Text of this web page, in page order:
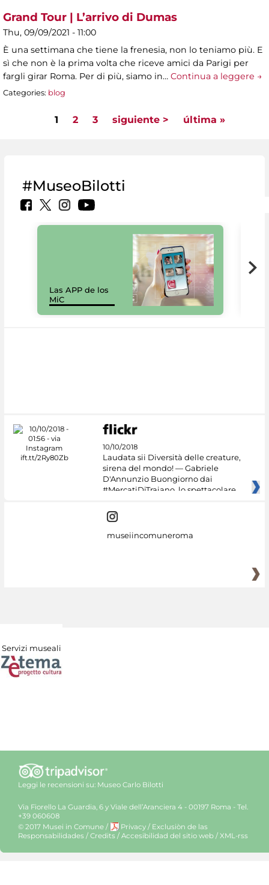
Grand Tour | L’arrivo di Dumas
Thu, 09/09/2021 - 11:00
È una settimana che tiene la frenesia, non lo teniamo più. E
sì che non è la prima volta che riceve amici da Parigi per
fargli girar Roma. Per di più, siamo in… Continua a leggere →
Categories: blog
1 2 3 siguiente > última »
#MuseoBilotti
Las APP de los
MiC
10/10/2018
Laudata sii Diversità delle creature,
sirena del mondo! — Gabriele
D'Annunzio Buongiorno dai
#MercatiDiTraiano, lo spettacolare
museiincomuneroma
Servizi museali
Leggi le recensioni su: Museo Carlo Bilotti
Via Fiorello La Guardia, 6 y Viale dell’Aranciera 4 - 00197 Roma - Tel.
+39 060608
© 2017 Musei in Comune / Privacy / Exclusiòn de las
Responsabilidades / Credits / Accesibilidad del sitio web / XML-rss